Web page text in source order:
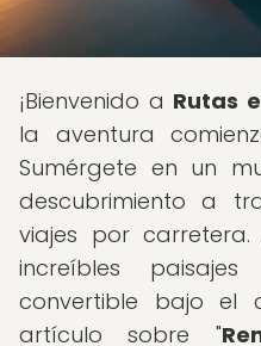
¡Bienvenido a Rutas
la aventura
Sumérgete en un
descubrimiento a
viajes por
increíbles
convertible bajo el
artículo sobre "